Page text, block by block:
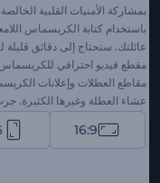
بمشاركة الأمنيات القلبية
باستخدام كتابة الكريسماس
عائلتك. ستحتاج إلى دقائق
مقطع فيديو احترافي
مقاطع العطلات وإعلانات
عشاء العطلة وغيرها الكثيرة.
16:9